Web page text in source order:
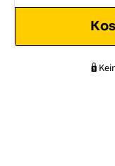
🔒